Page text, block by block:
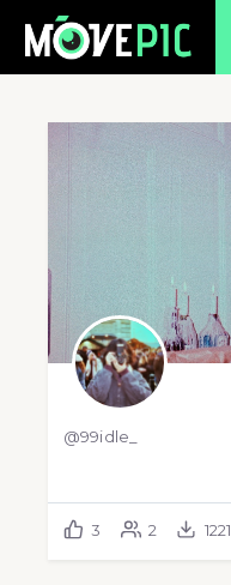
@99idle_
3 2 1221